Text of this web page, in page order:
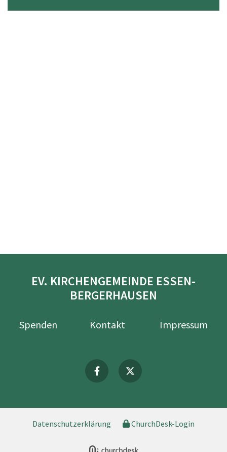
EV. KIRCHENGEMEINDE ESSEN-
BERGERHAUSEN
Spenden Kontakt Impressum
Datenschutzerklärung ChurchDesk-Login